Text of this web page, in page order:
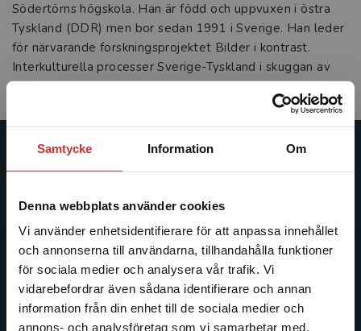
Samtycke Information Om
Denna webbplats använder cookies
Vi använder enhetsidentifierare för att anpassa innehållet
och annonserna till användarna, tillhandahålla funktioner
för sociala medier och analysera vår trafik. Vi
vidarebefordrar även sådana identifierare och annan
information från din enhet till de sociala medier och
annons- och analysföretag som vi samarbetar med.
Begränsad fraktregion
Södertörns högskola. Han är född och uppvuxen i östra
Tyskland (DDR) men bor sedan 1991 i Sverige. Han leder
för närvarande forskningsprojektet Bilder i kontrast.
Interkulturella processer Sverige-Tyskland i skuggan av
nazismen 1933–1945.
Studentlitteratur
Studentlitteratur grundades 1963 och är idag Sveriges
ledande utbildningsförlag. Med läromedel, kurslitteratur,
facklitteratur, utbildningar och digitala
informationstjänster i utbudet, finns Studentlitteratur med
längs hela kunskapsresan.
Kontakta oss